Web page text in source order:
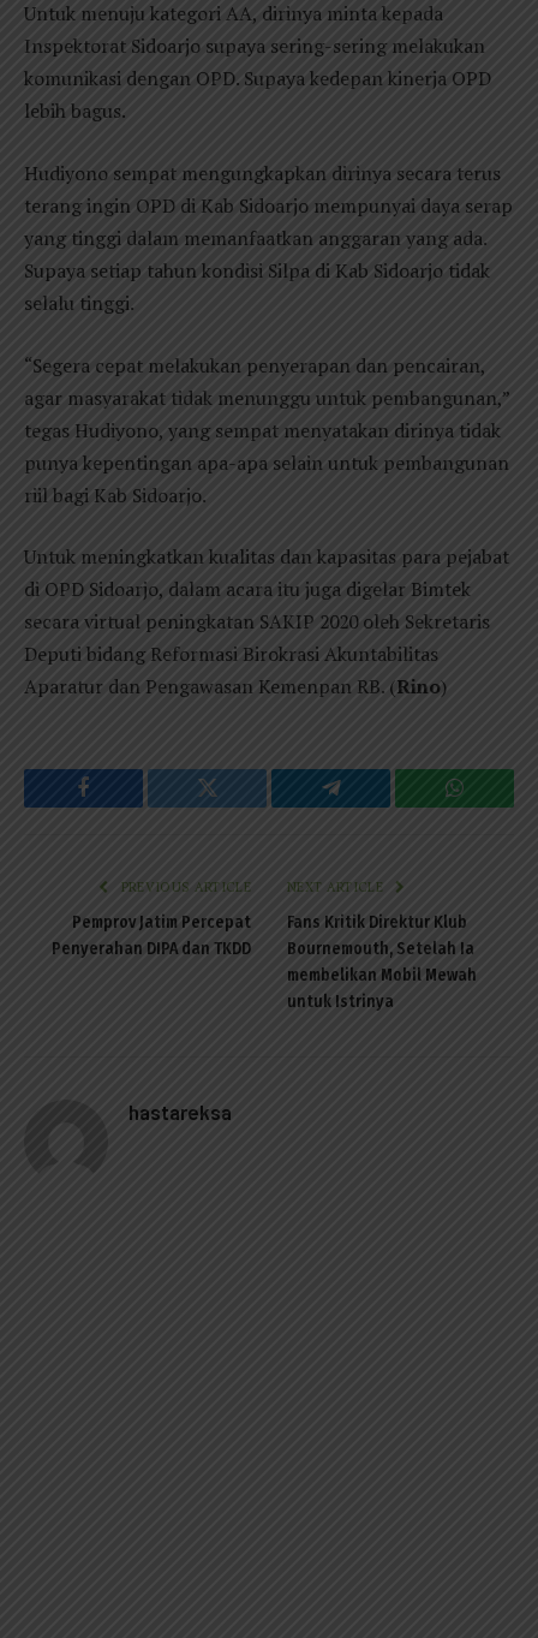
Untuk menuju kategori AA, dirinya minta kepada
Inspektorat Sidoarjo supaya sering-sering melakukan
komunikasi dengan OPD. Supaya kedepan kinerja OPD
lebih bagus.
Hudiyono sempat mengungkapkan dirinya secara terus
terang ingin OPD di Kab Sidoarjo mempunyai daya serap
yang tinggi dalam memanfaatkan anggaran yang ada.
Supaya setiap tahun kondisi Silpa di Kab Sidoarjo tidak
selalu tinggi.
“Segera cepat melakukan penyerapan dan pencairan,
agar masyarakat tidak menunggu untuk pembangunan,”
tegas Hudiyono, yang sempat menyatakan dirinya tidak
punya kepentingan apa-apa selain untuk pembangunan
riil bagi Kab Sidoarjo.
Untuk meningkatkan kualitas dan kapasitas para pejabat
di OPD Sidoarjo, dalam acara itu juga digelar Bimtek
secara virtual peningkatan SAKIP 2020 oleh Sekretaris
Deputi bidang Reformasi Birokrasi Akuntabilitas
Aparatur dan Pengawasan Kemenpan RB. (Rino)
Facebook Twitter Telegram
PREVIOUS ARTICLE
Pemprov Jatim Percepat
Penyerahan DIPA dan TKDD
NEXT ARTICLE
Fans Kritik Direktur Klub
Bournemouth, Setelah Ia
membelikan Mobil Mewah
untuk Istrinya
hastareksa